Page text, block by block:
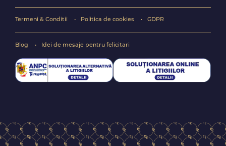
Termeni & Conditii Politica de cookies GDPR
Blog Idei de mesaje pentru felicitari